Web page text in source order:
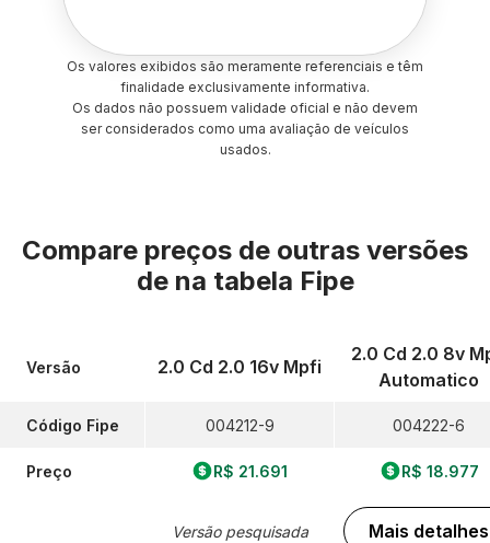
Os valores exibidos são meramente referenciais e têm
finalidade exclusivamente informativa.
Os dados não possuem validade oficial e não devem
ser considerados como uma avaliação de veículos
usados.
Compare preços de outras versões
de na tabela Fipe
Versão
Código Fipe
Preço
2.0 Cd 2.0 16v Mpfi
004212-9
R$ 21.691
Versão pesquisada
2.0 Cd 2.0 8v
Automatico
004222-6
R$ 18.977
Mais detalhes